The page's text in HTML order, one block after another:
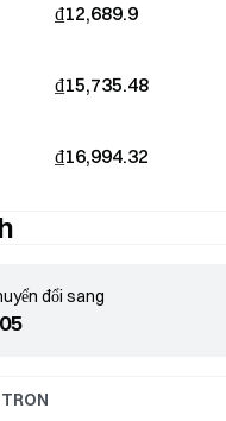
₫12,689.9
₫15,735.48
₫16,994.32
đổi sang
TRON